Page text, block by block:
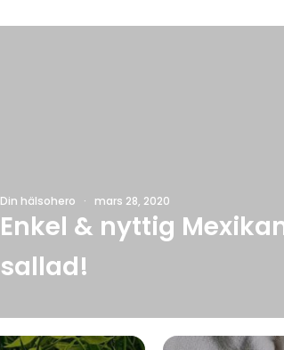
Din hälsohero · mars 28, 2020
Enkel & nyttig
sallad!